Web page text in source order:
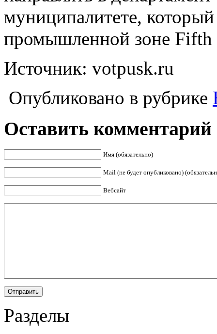
муниципалитете, который
промышленной зоне Fifth
Источник: votpusk.ru
Опубликовано в рубрике
Оставить комментарий
Имя (обязательно)
Mail (не будет опубликовано)
Вебсайт
Разделы